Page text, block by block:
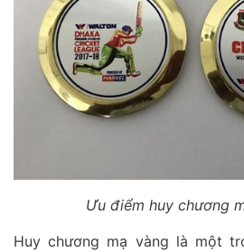
Ưu điểm huy chương
Huy chương mạ vàng là một